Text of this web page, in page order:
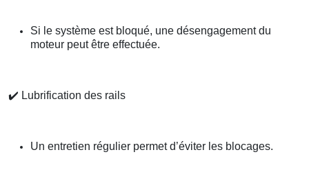
Si le système est bloqué, une désengagement du
moteur peut être effectuée.
✔️ Lubrification des rails
Un entretien régulier permet d’éviter les blocages.